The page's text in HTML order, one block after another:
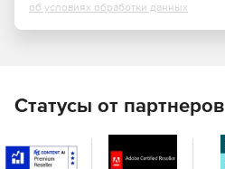
об условиях обработки данных
Статусы от партнеров